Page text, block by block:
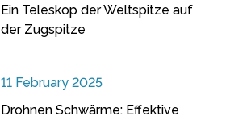
Ein Teleskop der Weltspitze auf
der Zugspitze
11 February 2025
Drohnen Schwärme: Effektive